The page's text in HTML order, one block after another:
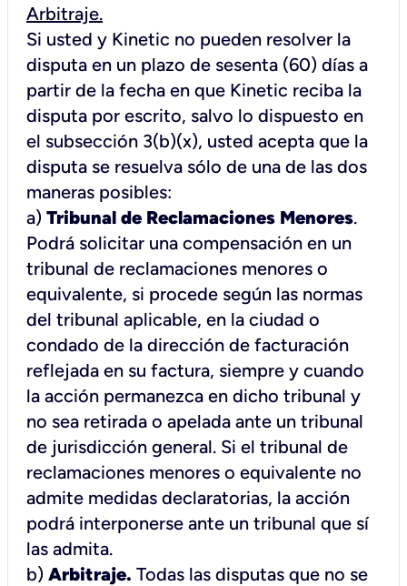
Arbitraje.
Si usted y Kinetic no pueden resolver la
disputa en un plazo de sesenta (60) días a
partir de la fecha en que Kinetic reciba la
disputa por escrito, salvo lo dispuesto en
el subsección 3(b)(x), usted acepta que la
disputa se resuelva sólo de una de las dos
maneras posibles:
a) Tribunal de Reclamaciones Menores.
Podrá solicitar una compensación en un
tribunal de reclamaciones menores o
equivalente, si procede según las normas
del tribunal aplicable, en la ciudad o
condado de la dirección de facturación
reflejada en su factura, siempre y cuando
la acción permanezca en dicho tribunal y
no sea retirada o apelada ante un tribunal
de jurisdicción general. Si el tribunal de
reclamaciones menores o equivalente no
admite medidas declaratorias, la acción
podrá interponerse ante un tribunal que sí
las admita.
b) Arbitraje. Todas las disputas que no se